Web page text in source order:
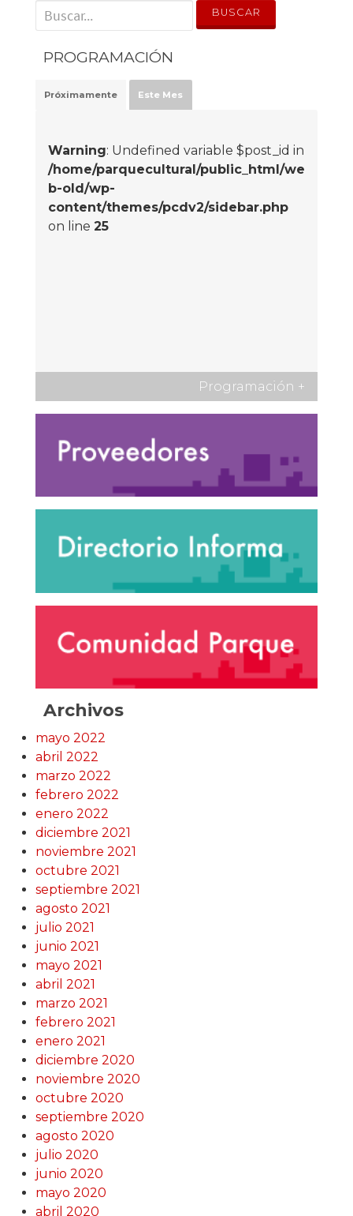
' . __('Search for:') . '
PROGRAMACIÓN
Próximamente Este Mes
Warning: Undefined variable $post_id in
/home/parquecultural/public_html/we
b-old/wp-
content/themes/pcdv2/sidebar.php
on line 25
Programación +
Archivos
mayo 2022
abril 2022
marzo 2022
febrero 2022
enero 2022
diciembre 2021
noviembre 2021
octubre 2021
septiembre 2021
agosto 2021
julio 2021
junio 2021
mayo 2021
abril 2021
marzo 2021
febrero 2021
enero 2021
diciembre 2020
noviembre 2020
octubre 2020
septiembre 2020
agosto 2020
julio 2020
junio 2020
mayo 2020
abril 2020